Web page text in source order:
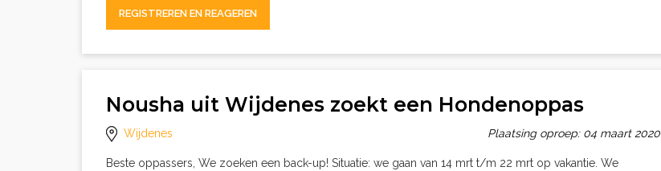
REGISTREREN EN REAGEREN
Nousha uit Wijdenes zoekt een Hondenoppas
Wijdenes Plaatsing oproep: 04 maart 2020
Beste oppassers, We zoeken een back-up! Situatie: we gaan van 14 mrt t/m 22 mrt op vakantie. We